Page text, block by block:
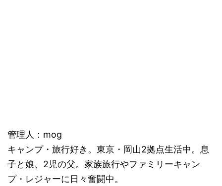
管理人：mog
キャンプ・旅行好き。東京・岡山2拠点生活中。息
子と娘、2児の父。家族旅行やファミリーキャン
プ・レジャーに日々奮闘中。